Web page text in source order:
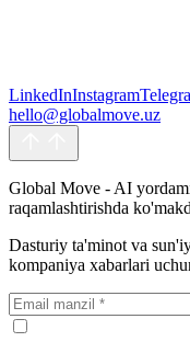
siyosatimizga rozilik
Maxfiylik siyosatida
LinkedInInstagram
hello@globalmove.uz
Global Move - AI
raqamlashtirishda
Dasturiy ta'minot va
kompaniya xabarlari